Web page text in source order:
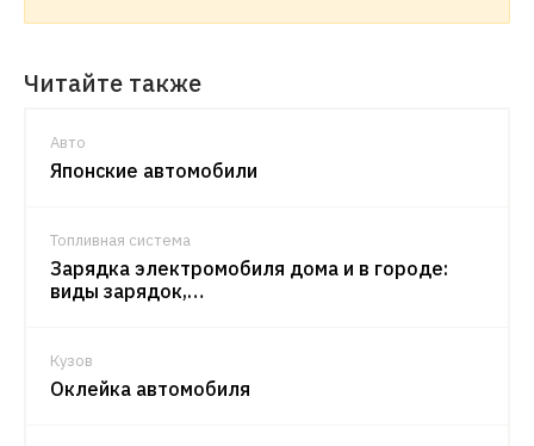
Читайте также
Авто
Японские автомобили
Топливная система
Зарядка электромобиля дома и в городе:
виды зарядок,…
Кузов
Оклейка автомобиля